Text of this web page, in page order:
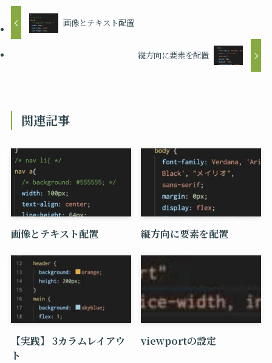
画像とテキスト配置
縦方向に要素を配置
関連記事
画像とテキスト配置 縦方向に要素を配置
【実践】 3カラムレイアウ
ト
viewportの設定